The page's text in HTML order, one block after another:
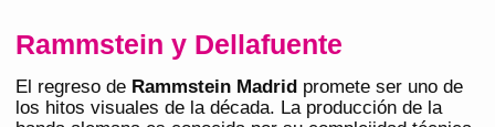
Rammstein y Dellafuente
El regreso de Rammstein Madrid promete ser uno de
los hitos visuales de la década. La producción de la